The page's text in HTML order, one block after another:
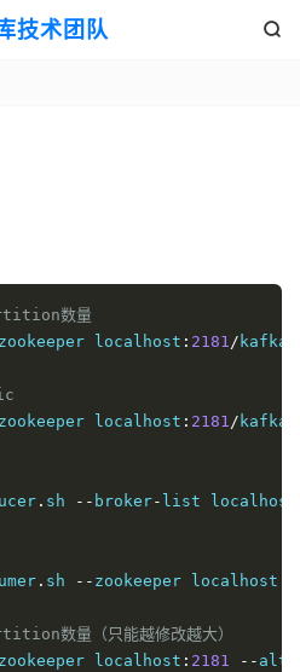
技术团队 
数量
zookeeper localhost : 2181/ kafka
zookeeper localhost : 2181/ kafka
. sh -- broker- list localhost
. sh -- zookeeper localhost
数量（只能越修改越大）
zookeeper localhost : 2181 --